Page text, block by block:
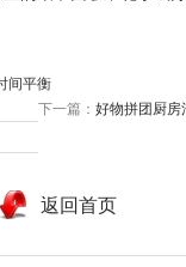
间平衡
下一篇： 好物拼团厨房
返回首页